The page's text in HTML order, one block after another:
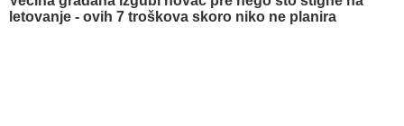
letovanje - ovih 7 troškova skoro niko ne planira